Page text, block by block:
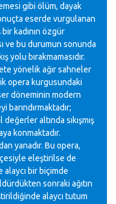
gibi ölüm, dayak
eserde vurgulanan
bir kadının özgür
ve bu durumun sonunda
yolu bırakmamasıdır.
yönelik ağır sahneler
opera kurgusundaki
döneminin modern
barındırmaktadır;
değerler altında sıkışmış
konmaktadır.
yanadır. Bu opera,
eleştirilse de
bir biçimde
sonraki ağıtın
alaycı tutum